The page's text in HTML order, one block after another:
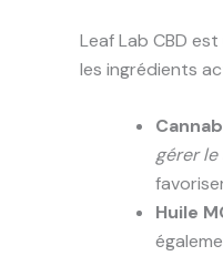
Leaf Lab CBD
les ingrédients
gérer le
Huile